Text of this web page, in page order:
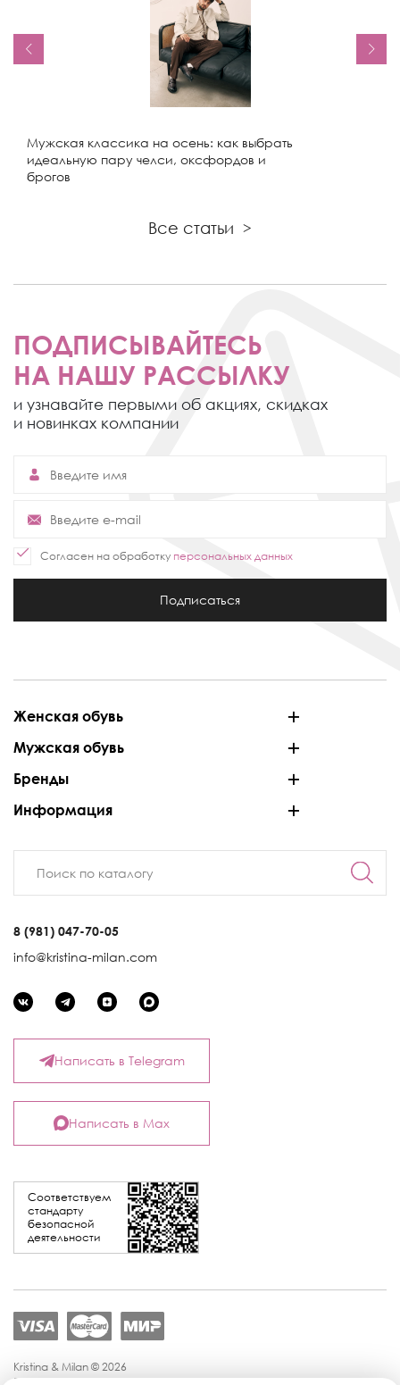
Мужская классика на осень: как выбрать
идеальную пару челси, оксфордов и
брогов
Все статьи >
ПОДПИСЫВАЙТЕСЬ
НА НАШУ РАССЫЛКУ
и узнавайте первыми об акциях, скидках
и новинках компании
Согласен на обработку персональных данных
Подписаться
Женская обувь
Мужская обувь
Бренды
Информация
8 (981) 047-70-05
info@kristina-milan.com
Соответствуем
стандарту
безопасной
деятельности
Написать в Telegram
Написать в Max
Kristina & Milan © 2026
Политика конфиденциальности